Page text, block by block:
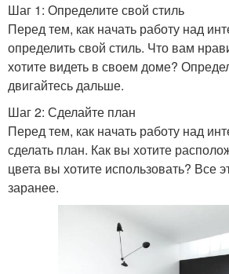
Шаг 1: Определите свой стиль
Перед тем, как начать работу над
определить свой стиль. Что вам
хотите видеть в своем доме?
двигайтесь дальше.
Шаг 2: Сделайте план
Перед тем, как начать работу над
сделать план. Как вы хотите
цвета вы хотите использовать? Все
заранее.